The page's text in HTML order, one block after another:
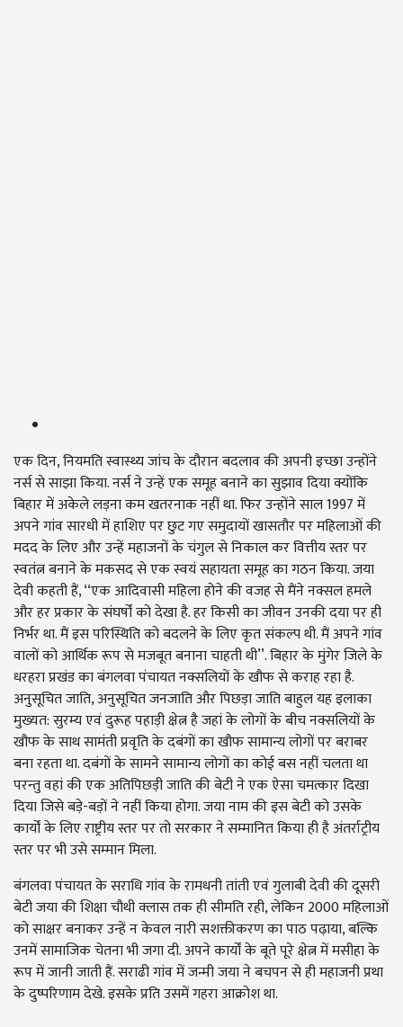
एक दिन, नियमति स्वास्थ्य जांच के दौरान बदलाव की अपनी इच्छा उन्होंने
नर्स से साझा किया. नर्स ने उन्हें एक समूह बनाने का सुझाव दिया क्योंकि
बिहार में अकेले लड़ना कम खतरनाक नहीं था. फिर उन्होंने साल 1997 में
अपने गांव सारधी में हाशिए पर छुट गए समुदायों खासतौर पर महिलाओं की
मदद के लिए और उन्हें महाजनों के चंगुल से निकाल कर वित्तीय स्तर पर
स्वतंत्न बनाने के मकसद से एक स्वयं सहायता समूह का गठन किया. जया
देवी कहती हैं, ‘‘एक आदिवासी महिला होने की वजह से मैंने नक्सल हमले
और हर प्रकार के संघर्षों को देखा है. हर किसी का जीवन उनकी दया पर ही
निर्भर था. मैं इस परिस्थिति को बदलने के लिए कृत संकल्प थी. मैं अपने गांव
वालों को आर्थिक रूप से मजबूत बनाना चाहती थी’’. बिहार के मुंगेर जिले के
धरहरा प्रखंड का बंगलवा पंचायत नक्सलियों के खौफ से कराह रहा है.
अनुसूचित जाति, अनुसूचित जनजाति और पिछड़ा जाति बाहुल यह इलाका
मुख्यत: सुरम्य एवं दुरूह पहाड़ी क्षेत्न है जहां के लोगों के बीच नक्सलियों के
खौफ के साथ सामंती प्रवृति के दबंगों का खौफ सामान्य लोगों पर बराबर
बना रहता था. दबंगों के सामने सामान्य लोगों का कोई बस नहीं चलता था
परन्तु वहां की एक अतिपिछड़ी जाति की बेटी ने एक ऐसा चमत्कार दिखा
दिया जिसे बड़े-बड़ों ने नहीं किया होगा. जया नाम की इस बेटी को उसके
कार्यों के लिए राष्ट्रीय स्तर पर तो सरकार ने सम्मानित किया ही है अंतर्राट्रीय
स्तर पर भी उसे सम्मान मिला.
बंगलवा पंचायत के सराधि गांव के रामधनी तांती एवं गुलाबी देवी की दूसरी
बेटी जया की शिक्षा चौथी क्लास तक ही सीमति रही, लेकिन 2000 महिलाओं
को साक्षर बनाकर उन्हें न केवल नारी सशक्तीकरण का पाठ पढ़ाया, बल्कि
उनमें सामाजिक चेतना भी जगा दी. अपने कार्यों के बूते पूरे क्षेत्न में मसीहा के
रूप में जानी जाती हैं. सराढी गांव में जन्मी जया ने बचपन से ही महाजनी प्रथा
के दुष्परिणाम देखे. इसके प्रति उसमें गहरा आक्रोश था.